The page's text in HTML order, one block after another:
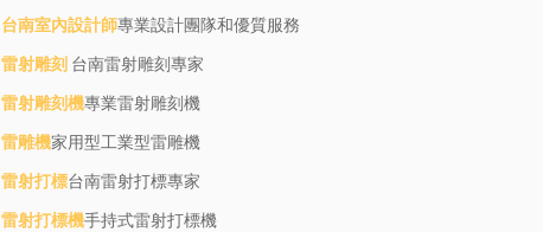
台南室內設計師專業設計團隊和優質服務
雷射雕刻 台南雷射雕刻專家
雷射雕刻機專業雷射雕刻機
雷雕機家用型工業型雷雕機
雷射打標台南雷射打標專家
雷射打標機手持式雷射打標機